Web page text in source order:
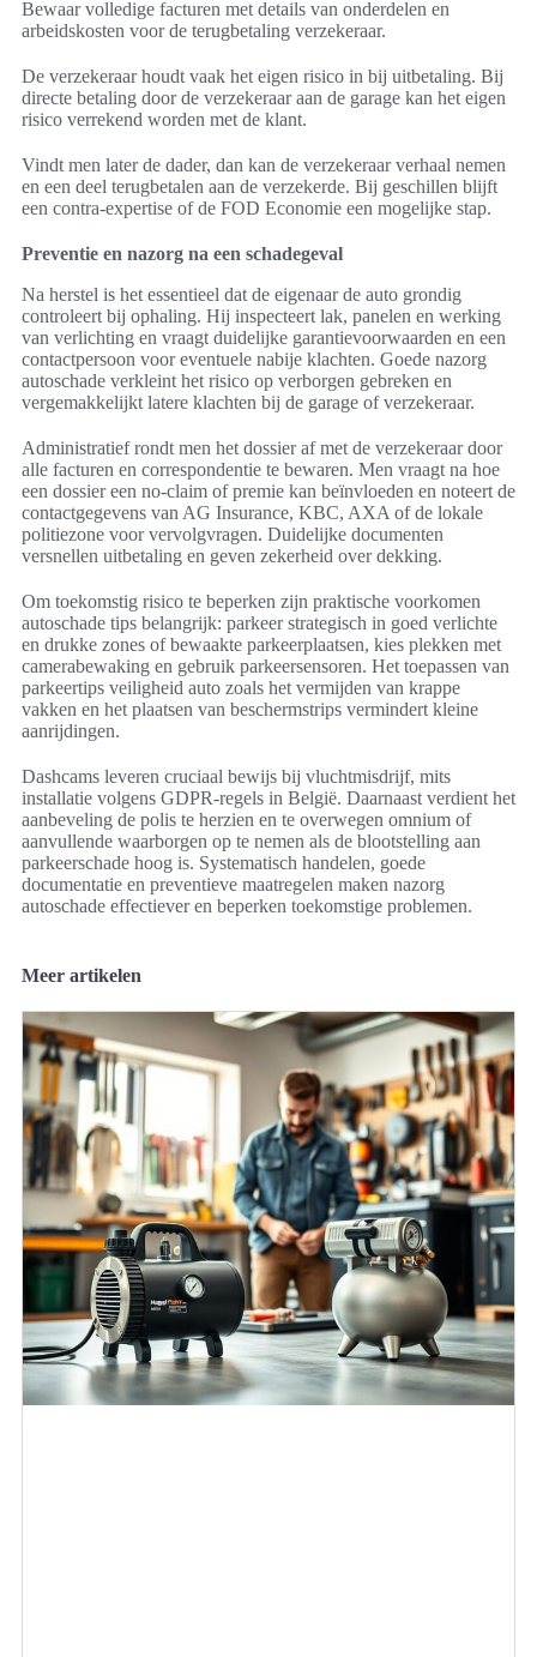
Bewaar volledige facturen met details van onderdelen en
arbeidskosten voor de terugbetaling verzekeraar.
De verzekeraar houdt vaak het eigen risico in bij uitbetaling. Bij
directe betaling door de verzekeraar aan de garage kan het eigen
risico verrekend worden met de klant.
Vindt men later de dader, dan kan de verzekeraar verhaal nemen
en een deel terugbetalen aan de verzekerde. Bij geschillen blijft
een contra-expertise of de FOD Economie een mogelijke stap.
Preventie en nazorg na een schadegeval
Na herstel is het essentieel dat de eigenaar de auto grondig
controleert bij ophaling. Hij inspecteert lak, panelen en werking
van verlichting en vraagt duidelijke garantievoorwaarden en een
contactpersoon voor eventuele nabije klachten. Goede nazorg
autoschade verkleint het risico op verborgen gebreken en
vergemakkelijkt latere klachten bij de garage of verzekeraar.
Administratief rondt men het dossier af met de verzekeraar door
alle facturen en correspondentie te bewaren. Men vraagt na hoe
een dossier een no-claim of premie kan beïnvloeden en noteert de
contactgegevens van AG Insurance, KBC, AXA of de lokale
politiezone voor vervolgvragen. Duidelijke documenten
versnellen uitbetaling en geven zekerheid over dekking.
Om toekomstig risico te beperken zijn praktische voorkomen
autoschade tips belangrijk: parkeer strategisch in goed verlichte
en drukke zones of bewaakte parkeerplaatsen, kies plekken met
camerabewaking en gebruik parkeersensoren. Het toepassen van
parkeertips veiligheid auto zoals het vermijden van krappe
vakken en het plaatsen van beschermstrips vermindert kleine
aanrijdingen.
Dashcams leveren cruciaal bewijs bij vluchtmisdrijf, mits
installatie volgens GDPR-regels in België. Daarnaast verdient het
aanbeveling de polis te herzien en te overwegen omnium of
aanvullende waarborgen op te nemen als de blootstelling aan
parkeerschade hoog is. Systematisch handelen, goede
documentatie en preventieve maatregelen maken nazorg
autoschade effectiever en beperken toekomstige problemen.
Meer artikelen